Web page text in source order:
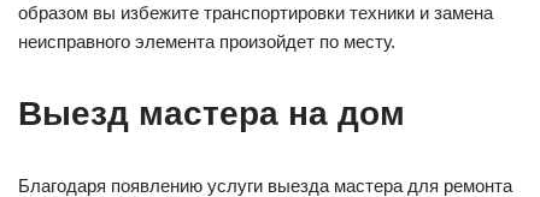
образом вы избежите транспортировки техники и замена
неисправного элемента произойдет по месту.
Выезд мастера на дом
Благодаря появлению услуги выезда мастера для ремонта